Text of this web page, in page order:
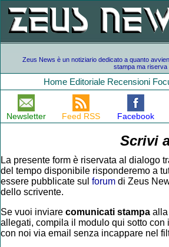
Zeus News è un notiziario dedicato a quanto
stampa ma riserva
Home Editoriale Recensioni
Newsletter Feed RSS Facebook
Scrivi
La presente form è riservata al dialogo
del tempo disponibile risponderemo a
essere pubblicate sul forumdi Zeus
dello scrivente.
Se vuoi inviare comunicati stampaalla
allegati, compila il modulo qui sotto
con noi via email senza incappare nel